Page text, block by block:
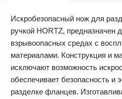
Искробезопасный нож для
ручкой HORTZ, предназначен
взрывоопасных средах с
материалами. Конструкция и
исключают возможность
обеспечивает безопасность и
разделке фланцев.